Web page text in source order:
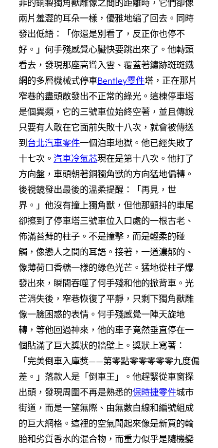
菲的銅製獨角獸雕像之間的距離時，它們卻像
兩片羞澀的耳朵一樣，優雅地縮了回去。同時
發出低語：「你還是別看了，反正你也停不
好。」何手殘感覺心臟快要跳出來了。他轉頭
看去，發現那座高聳入雲、覆蓋著鏽跡斑斑鐵
網的多層機械式停車Bentley零件塔，正在那片
窄巷的盡頭散發出不正常的綠光。這棟停車塔
是個異類，它的三號車位始終空著，並且傳說
只要有人敢在它面前失敗十八次，就會被傳送
到 台北汽車零件一個泊車地獄。他已經失敗了
十七次。 汽車冷氣芯現在是第十八次。他打了
方向盤，車頭朝著銅獨角獸的方向猛地偏轉。
後視鏡發出最後的溫柔提醒：「再見，世
界。」他沒有撞上獨角獸，但他那顫抖的車尾
卻擦到了停車塔三號車位入口處的一根古老、
佈滿苔蘚的柱子。不是撞擊，而是輕柔的碰
觸，像戀人之間的耳語。接著，一道濃郁的、
像薄荷口香糖一樣的綠色光芒。猛地從柱子爆
發出來，瞬間吞噬了何手殘和他的掀背車。光
芒消失後，窄巷恢復了平靜，只剩下獨角獸雕
像一臉困惑的表情。何手殘感覺一陣天旋地
轉，等他回過神來，他的車子竟然垂直停在一
個貼滿了巨大獎狀的牆壁上。獎狀上寫著：
「完美倒車入庫獎——第零點零零零零零九度偏
差。」落款人是「倒車王」。他趕緊從車窗探
出頭，發現周圍不再是熟悉的保時捷零件城市
街道，而是一望無際、由無數白線和編號組成
的巨大網格。這裡的空氣聞起來像是新買的輪
胎和劣質香水的混合物，而重力似乎是隨機變